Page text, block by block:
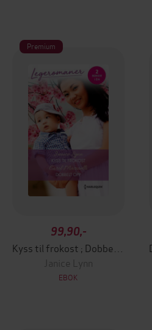
Premium
99,90,-
Janice Lynn
EBOK